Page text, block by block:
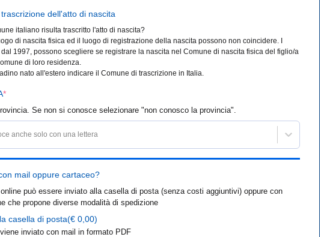
dell'atto di nascita
italiano risulta trascritto l'atto di nascita?
di nascita fisica ed il luogo di registrazione della nascita possono non coincidere. I
1997, possono scegliere se registrare la nascita nel Comune di nascita fisica del figlio/a
di loro residenza.
nato all'estero indicare il Comune di trascrizione in Italia.
*
Se non si conosce selezionare "non conosco la provincia".
anche solo con una lettera
mail oppure cartaceo?
può essere inviato alla casella di posta (senza costi aggiuntivi) oppure con
che propone diverse modalità di spedizione
casella di posta(€ 0,00)
inviato con mail in formato PDF